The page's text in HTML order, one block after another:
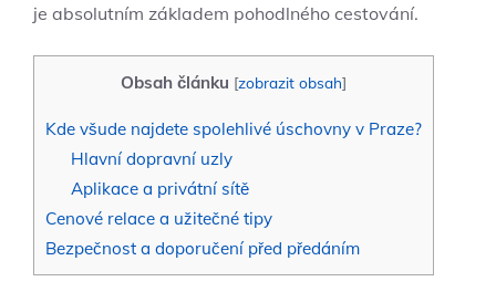
je absolutním základem pohodlného cestování.
Obsah článku [zobrazit obsah]
Kde všude najdete spolehlivé úschovny v Praze?
Hlavní dopravní uzly
Aplikace a privátní sítě
Cenové relace a užitečné tipy
Bezpečnost a doporučení před předáním